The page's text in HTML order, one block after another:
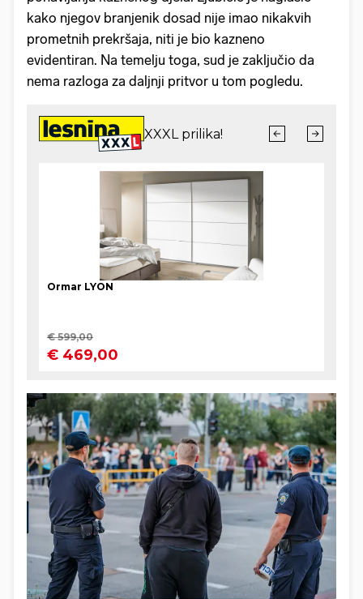
kako njegov branjenik dosad nije imao nikakvih
prometnih prekršaja, niti je bio kazneno
evidentiran. Na temelju toga, sud je zaključio da
nema razloga za daljnji pritvor u tom pogledu.